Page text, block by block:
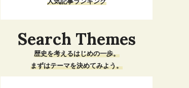
Search Themes
歴史を考えるはじめの一歩。
まずはテーマを決めてみよう。